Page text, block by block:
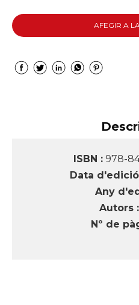
AFEGIR A
ISBN : 978-
Data
Any
Autors :
Nº de